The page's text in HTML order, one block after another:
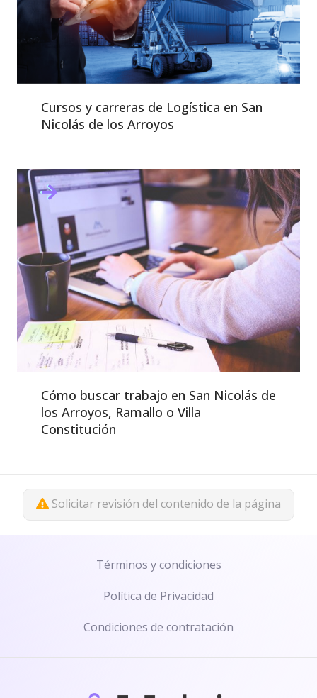
Cursos y carreras de Logística en San
Nicolás de los Arroyos
Cómo buscar trabajo en San Nicolás de
los Arroyos, Ramallo o Villa
Constitución
Solicitar revisión del contenido de la página
Términos y condiciones
Política de Privacidad
Condiciones de contratación